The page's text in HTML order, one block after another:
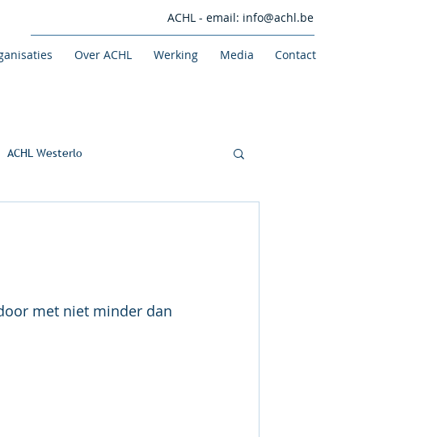
ACHL - email: info@achl.be
Over ACHL Werking Media Contact
ACHL Westerlo
met niet minder dan